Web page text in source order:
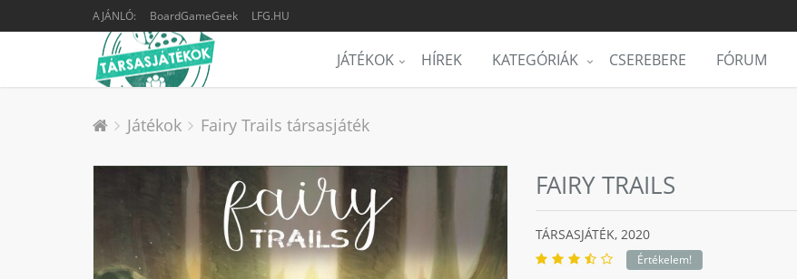
AJÁNLÓ: BoardGameGeek LFG.HU
JÁTÉKOK HÍREK KATEGÓRIÁK CSEREBERE FÓRUM
Játékok Fairy Trails társasjáték
FAIRY TRAILS
TÁRSASJÁTÉK, 2020
Értékelem!